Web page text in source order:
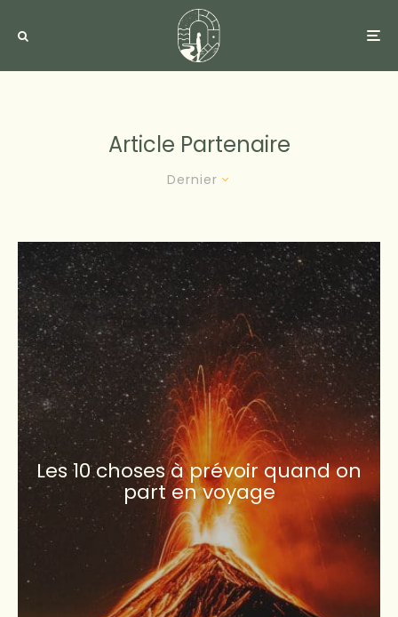
Article Partenaire
Dernier
Les 10 choses à prévoir quand on
part en voyage